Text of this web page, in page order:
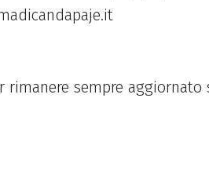
sempre aggiornato